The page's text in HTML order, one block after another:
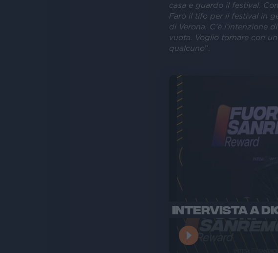
casa e guardo il festival.
Farò il tifo per il festival in
di Verona. C’è l’intenzione
vuota. Voglio tornare con
qualcuno”.
INTERVISTA A